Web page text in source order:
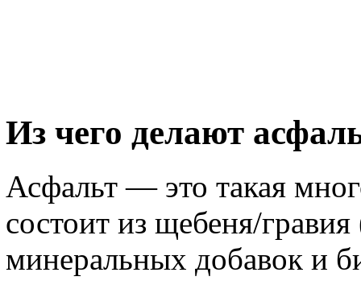
Из чего делают
Асфальт — это такая
состоит из щебеня/
минеральных добавок и